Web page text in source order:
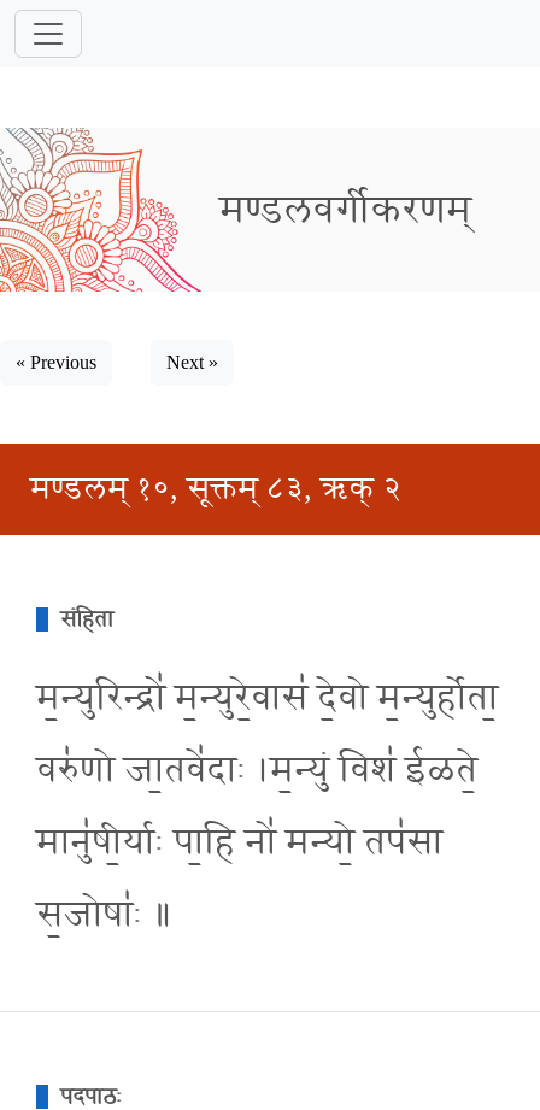
मण्डलवर्गीकरणम्
« Previous Next »
मण्डलम् १०, सूक्तम् ८३, ऋक् २
संहिता
म॒न्युरिन्द्रो॑ म॒न्युरे॒वास॑ दे॒वो म॒न्युर्होता॒
वरु॑णो जा॒तवे॑दाः ।म॒न्युं विश॑ ईळते॒
मानु॑षी॒र्याः पा॒हि नो॑ मन्यो॒ तप॑सा
स॒जोषा॑ः ॥
पदपाठः